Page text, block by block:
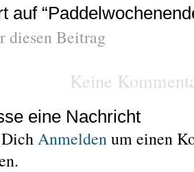
auf
diesen Beitrag
Keine
eine Nachricht
Anmeldenum einen